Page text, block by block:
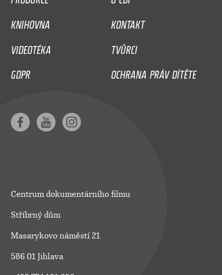
KNIHOVNA
KONTAKT
VIDEOTÉKA
TVŮRCI
GDPR
OCHRANA PRÁV DÍTĚTE
Centrum dokumentárního filmu
Stříbrný dům
Masarykovo náměstí 21
586 01 Jihlava